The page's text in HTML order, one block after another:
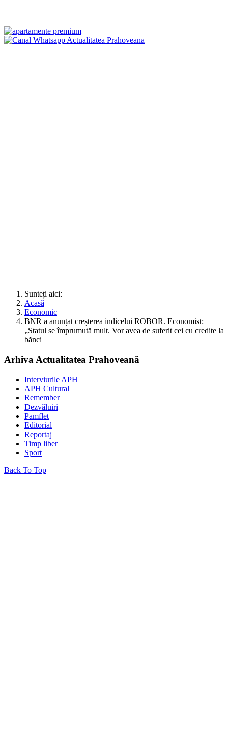
Sunteți aici:
Acasă
Economic
BNR a anunțat creșterea indicelui ROBOR. Economist:
„Statul se împrumută mult. Vor avea de suferit cei cu credite la
bănci
Arhiva Actualitatea Prahoveană
Interviurile APH
APH Cultural
Remember
Dezvăluiri
Pamflet
Editorial
Reportaj
Timp liber
Sport
Back To Top